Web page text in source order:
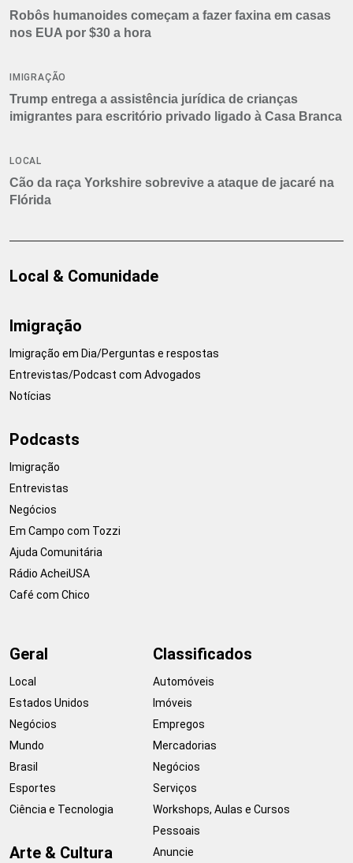
Robôs humanoides começam a fazer faxina em casas
nos EUA por $30 a hora
IMIGRAÇÃO
Trump entrega a assistência jurídica de crianças
imigrantes para escritório privado ligado à Casa Branca
LOCAL
Cão da raça Yorkshire sobrevive a ataque de jacaré na
Flórida
Local & Comunidade
Imigração
Imigração em Dia/Perguntas e respostas
Entrevistas/Podcast com Advogados
Notícias
Podcasts
Imigração
Entrevistas
Negócios
Em Campo com Tozzi
Ajuda Comunitária
Rádio AcheiUSA
Café com Chico
Geral
Local
Estados Unidos
Negócios
Mundo
Brasil
Esportes
Ciência e Tecnologia
Arte & Cultura
Classificados
Automóveis
Imóveis
Empregos
Mercadorias
Negócios
Serviços
Workshops, Aulas e Cursos
Pessoais
Anuncie